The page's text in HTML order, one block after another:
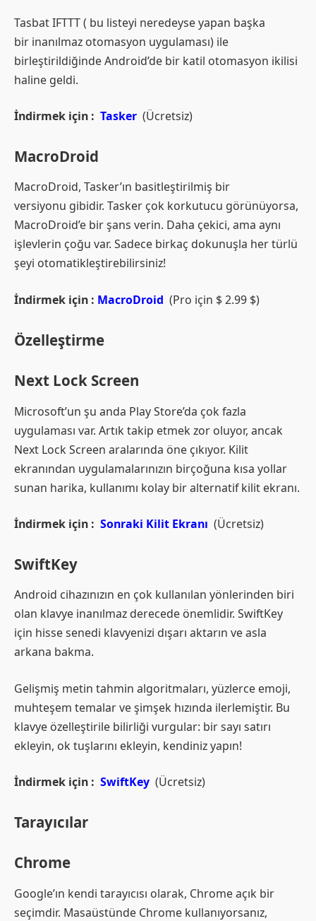
Tasbat IFTTT ( bu listeyi neredeyse yapan başka
bir inanılmaz otomasyon uygulaması) ile
birleştirildiğinde Android’de bir katil otomasyon ikilisi
haline geldi.
İndirmek için : Tasker (Ücretsiz)
MacroDroid
MacroDroid, Tasker’ın basitleştirilmiş bir
versiyonu gibidir. Tasker çok korkutucu görünüyorsa,
MacroDroid’e bir şans verin. Daha çekici, ama aynı
işlevlerin çoğu var. Sadece birkaç dokunuşla her türlü
şeyi otomatikleştirebilirsiniz!
İndirmek için : MacroDroid (Pro için $ 2.99 $)
Özelleştirme
Next Lock Screen
Microsoft’un şu anda Play Store’da çok fazla
uygulaması var. Artık takip etmek zor oluyor, ancak
Next Lock Screen aralarında öne çıkıyor. Kilit
ekranından uygulamalarınızın birçoğuna kısa yollar
sunan harika, kullanımı kolay bir alternatif kilit ekranı.
İndirmek için : Sonraki Kilit Ekranı (Ücretsiz)
SwiftKey
Android cihazınızın en çok kullanılan yönlerinden biri
olan klavye inanılmaz derecede önemlidir. SwiftKey
için hisse senedi klavyenizi dışarı aktarın ve asla
arkana bakma.
Gelişmiş metin tahmin algoritmaları, yüzlerce emoji,
muhteşem temalar ve şimşek hızında ilerlemiştir. Bu
klavye özelleştirile bilirliği vurgular: bir sayı satırı
ekleyin, ok tuşlarını ekleyin, kendiniz yapın!
İndirmek için : SwiftKey (Ücretsiz)
Tarayıcılar
Chrome
Google’ın kendi tarayıcısı olarak, Chrome açık bir
seçimdir. Masaüstünde Chrome kullanıyorsanız,